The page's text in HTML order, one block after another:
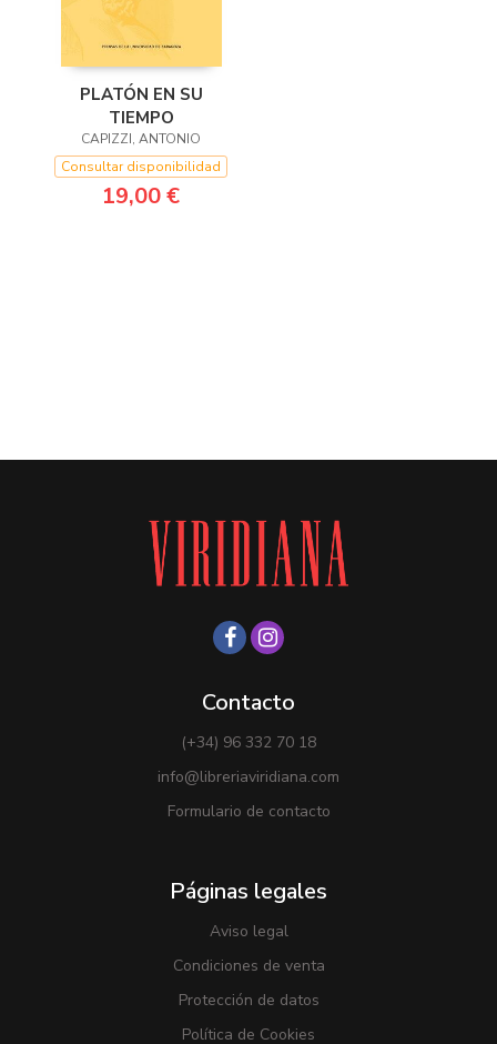
PLATÓN EN SU
TIEMPO
CAPIZZI, ANTONIO
Consultar disponibilidad
19,00 €
Contacto
(+34) 96 332 70 18
info@libreriaviridiana.com
Formulario de contacto
Páginas legales
Aviso legal
Condiciones de venta
Protección de datos
Política de Cookies